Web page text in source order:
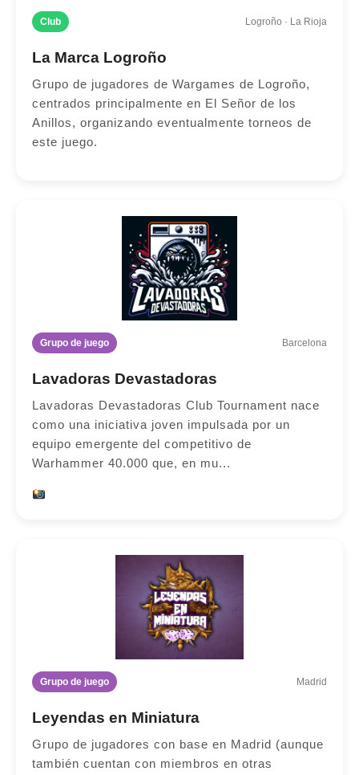
Club Logroño · La Rioja
La Marca Logroño
Grupo de jugadores de Wargames de Logroño,
centrados principalmente en El Señor de los
Anillos, organizando eventualmente torneos de
este juego.
Grupo de juego Barcelona
Lavadoras Devastadoras
Lavadoras Devastadoras Club Tournament nace
como una iniciativa joven impulsada por un
equipo emergente del competitivo de
Warhammer 40.000 que, en mu...
Grupo de juego Madrid
Leyendas en Miniatura
Grupo de jugadores con base en Madrid (aunque
también cuentan con miembros en otras